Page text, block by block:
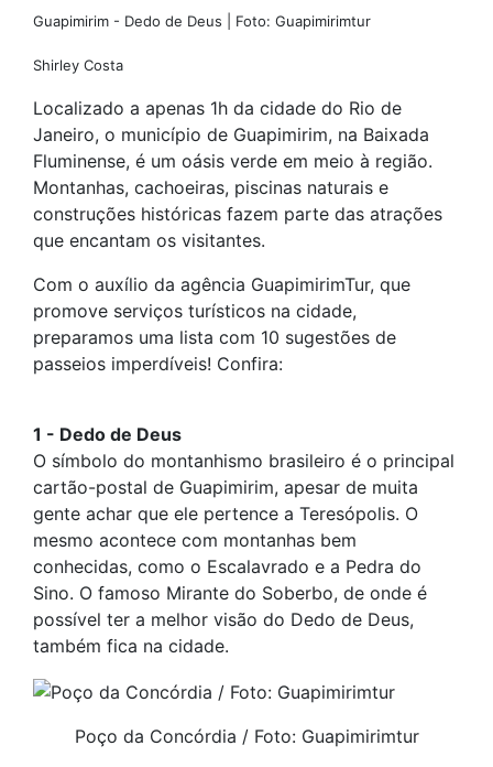
Guapimirim - Dedo de Deus | Foto: Guapimirimtur
Shirley Costa
Localizado a apenas 1h da cidade do Rio de
Janeiro, o município de Guapimirim, na Baixada
Fluminense, é um oásis verde em meio à região.
Montanhas, cachoeiras, piscinas naturais e
construções históricas fazem parte das atrações
que encantam os visitantes.
Com o auxílio da agência GuapimirimTur, que
promove serviços turísticos na cidade,
preparamos uma lista com 10 sugestões de
passeios imperdíveis! Confira:
1 - Dedo de Deus
O símbolo do montanhismo brasileiro é o principal
cartão-postal de Guapimirim, apesar de muita
gente achar que ele pertence a Teresópolis. O
mesmo acontece com montanhas bem
conhecidas, como o Escalavrado e a Pedra do
Sino. O famoso Mirante do Soberbo, de onde é
possível ter a melhor visão do Dedo de Deus,
também fica na cidade.
Poço da Concórdia / Foto: Guapimirimtur